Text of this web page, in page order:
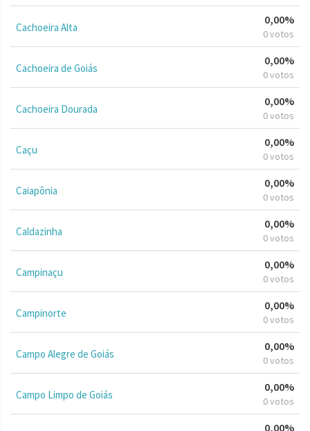
Cachoeira Alta
0,00%
0 votos
Cachoeira de Goiás
0,00%
0 votos
Cachoeira Dourada
0,00%
0 votos
Caçu
0,00%
0 votos
Caiapônia
0,00%
0 votos
Caldazinha
0,00%
0 votos
Campinaçu
0,00%
0 votos
Campinorte
0,00%
0 votos
Campo Alegre de Goiás
0,00%
0 votos
Campo Limpo de Goiás
0,00%
0 votos
0,00%